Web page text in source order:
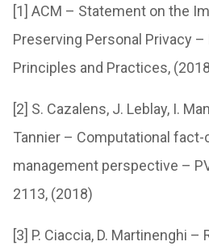
[1] ACM – Statement on the
Preserving Personal Privacy –
Principles and Practices,
[2] S. Cazalens, J. Leblay, I.
Tannier – Computational
management perspective –
2113, (2018)
[3] P. Ciaccia, D. Martinenghi